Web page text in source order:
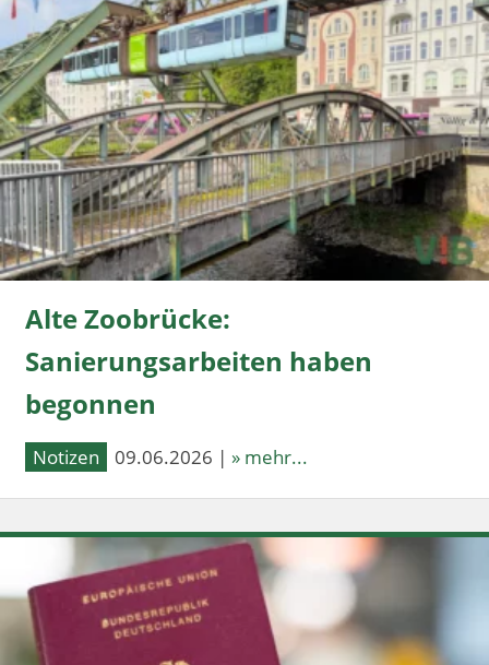
Alte Zoobrücke:
Sanierungsarbeiten haben
begonnen
Notizen 09.06.2026 | » mehr...